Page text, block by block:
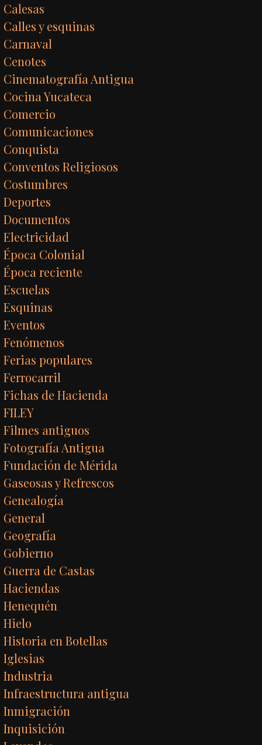
Calesas
Calles y esquinas
Carnaval
Cenotes
Cinematografía Antigua
Cocina Yucateca
Comercio
Comunicaciones
Conquista
Conventos Religiosos
Costumbres
Deportes
Documentos
Electricidad
Época Colonial
Época reciente
Escuelas
Esquinas
Eventos
Fenómenos
Ferias populares
Ferrocarril
Fichas de Hacienda
FILEY
Filmes antiguos
Fotografía Antigua
Fundación de Mérida
Gaseosas y Refrescos
Genealogía
General
Geografía
Gobierno
Guerra de Castas
Haciendas
Henequén
Hielo
Historia en Botellas
Iglesias
Industria
Infraestructura antigua
Inmigración
Inquisición